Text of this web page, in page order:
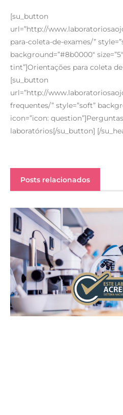
[su_button
url=”http://
para-coleta-de-exames/”
background=”#8b0000″
tint”]Orientações para coleta
[su_button
url=”http://
frequentes/” style=”soft”
icon=”icon:
laboratórios[/su_button] [/
Posts relacionados